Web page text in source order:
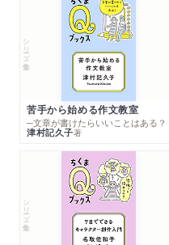
シリーズ・全集
苦手から始める作文教室
─文章が書けたらいいことはある？
津村記久子著
シリーズ・全集